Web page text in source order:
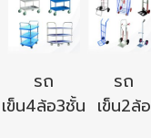
รถ
เข็น4ล้อ3ชั้น
รถ
เข็น2ล้อ